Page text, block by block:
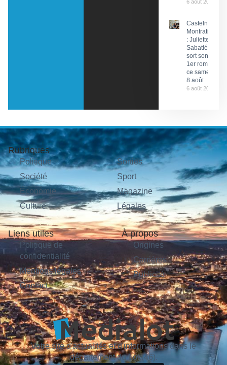
6 août 2026
Castelnau-
Montratier
: Juliette
Sabatié
sort son
1er roman
ce samedi
8 août
6 août 2026
Rubriques
Politique
Société
Économie
Culture
Sorties
Sport
Magazine
Légales
Liens utiles
Politique de
confidentialité
Mentions légales
Contact
À propos
Origines
Carrières
Publicité
Votre site d'actualités et d'informations dans le
département du Lot (46).